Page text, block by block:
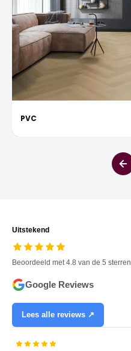
PVC
Uitstekend
Beoordeeld met 4.8 van de 5 sterren.
Google Reviews
Lees alle reviews ↗